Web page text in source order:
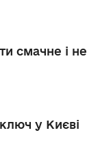
смачне і не
у Києві